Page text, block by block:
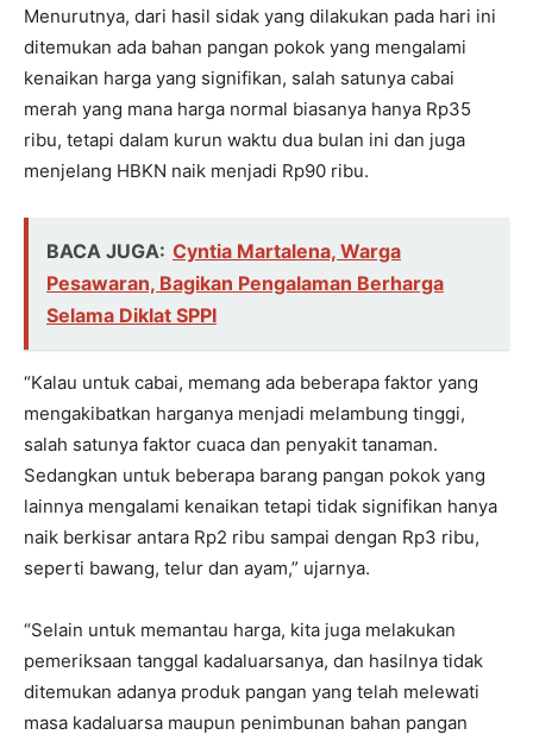
Menurutnya, dari hasil sidak yang dilakukan pada hari ini
ditemukan ada bahan pangan pokok yang mengalami
kenaikan harga yang signifikan, salah satunya cabai
merah yang mana harga normal biasanya hanya Rp35
ribu, tetapi dalam kurun waktu dua bulan ini dan juga
menjelang HBKN naik menjadi Rp90 ribu.
BACA JUGA: Cyntia Martalena, Warga
Pesawaran, Bagikan Pengalaman Berharga
Selama Diklat SPPI
“Kalau untuk cabai, memang ada beberapa faktor yang
mengakibatkan harganya menjadi melambung tinggi,
salah satunya faktor cuaca dan penyakit tanaman.
Sedangkan untuk beberapa barang pangan pokok yang
lainnya mengalami kenaikan tetapi tidak signifikan hanya
naik berkisar antara Rp2 ribu sampai dengan Rp3 ribu,
seperti bawang, telur dan ayam,” ujarnya.
“Selain untuk memantau harga, kita juga melakukan
pemeriksaan tanggal kadaluarsanya, dan hasilnya tidak
ditemukan adanya produk pangan yang telah melewati
masa kadaluarsa maupun penimbunan bahan pangan